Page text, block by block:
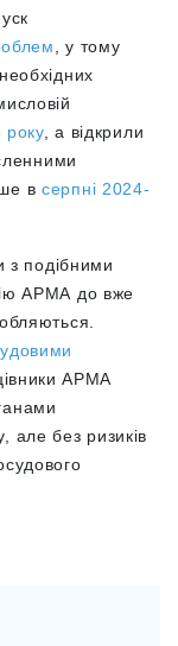
, у тому
року, а відкрили
в серпні 2024-
з подібними
АРМА до вже
АРМА
але без ризиків